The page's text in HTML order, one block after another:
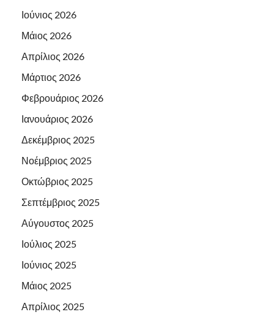
Ιούνιος 2026
Μάιος 2026
Απρίλιος 2026
Μάρτιος 2026
Φεβρουάριος 2026
Ιανουάριος 2026
Δεκέμβριος 2025
Νοέμβριος 2025
Οκτώβριος 2025
Σεπτέμβριος 2025
Αύγουστος 2025
Ιούλιος 2025
Ιούνιος 2025
Μάιος 2025
Απρίλιος 2025